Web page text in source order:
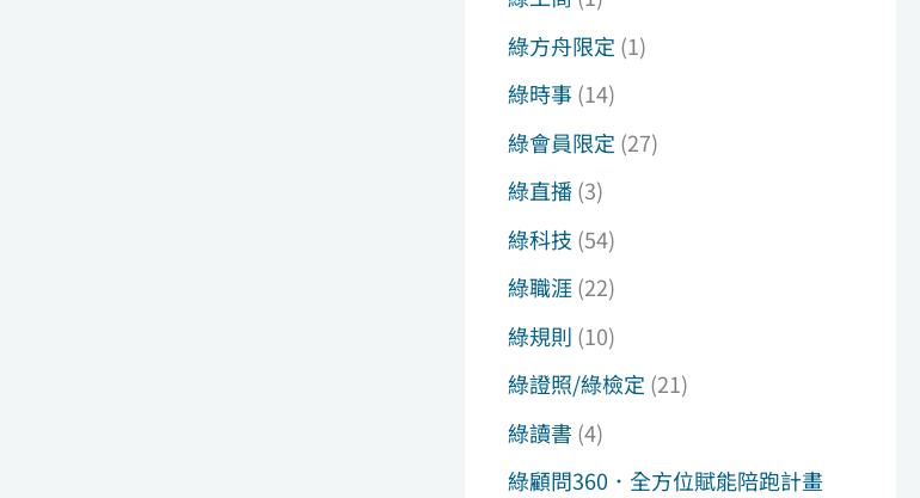
綠方舟限定 (1)
綠時事(14)
綠會員限定 (27)
綠直播(3)
綠科技 (54)
綠職涯(22)
綠規則 (10)
綠證照/綠檢定 (21)
綠讀書 (4)
綠顧問360．全方位賦能陪跑計畫